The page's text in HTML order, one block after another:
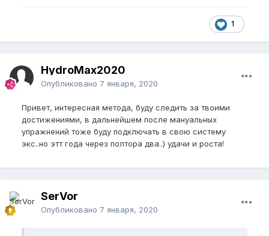
1
HydroMax2020
Опубликовано 7 января, 2020
Привет, интересная метода, буду следить за твоими
достижениями, в дальнейшем после мануальных
упражнений тоже буду подключать в свою систему
экс..но этт года через полтора два..) удачи и роста!
SerVor
Опубликовано 7 января, 2020